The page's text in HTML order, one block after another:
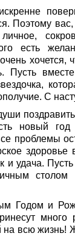
Поэтому
есть
хочется,
Пусть
С
новый год
проблемы
здоровье
и удача.
столом
Годом и
много
на всю